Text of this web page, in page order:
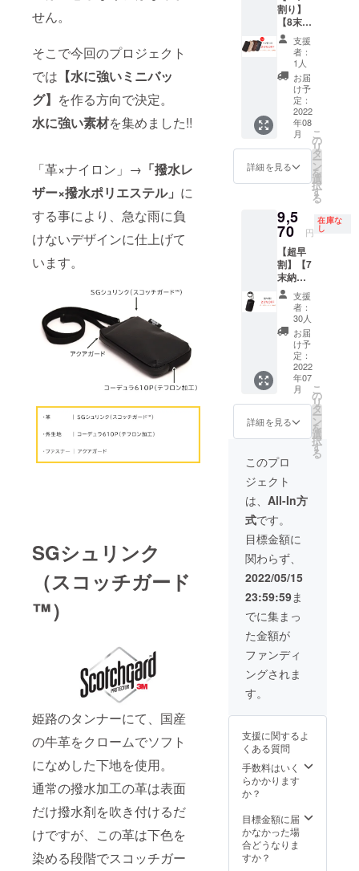
せん。
そこで今回のプロジェクト
では 【水に強いミニバッ
グ】 を作る方向で決定。
水に強い素材を集めました!!
「革×ナイロン」→ 「撥水レ
ザー×撥水ポリエステル」 に
する事により、急な雨に負
けないデザインに仕上げて
います。
SGシュリンク
（スコッチガード
™）
姫路のタンナーにて、国産
の牛革をクロームでソフト
になめした下地を使用。
通常の撥水加工の革は表面
だけ撥水剤を吹き付けるだ
けですが、この革は下色を
染める段階でスコッチガー
送のス
タート
を予定
してお
りま
す。
合がご
ざいま
す。 ※
革はそ
の時の
ロット
ごとに
風合い
が異な
る為、
色合い
りま
す。
旬よ
り、お
申込み
順に発
送のス
タート
を予定
してお
りま
す。
想定以
上の受
注を頂
いた場
合、納
品予定
が遅れ
る場合
がござ
いま
す。 ※
モニ
ター上
色が異
なる場
合がご
ざいま
す。 ※
革はそ
の時の
ロット
ごとに
風合い
が異な
る為、
色合い
が変わ
りま
※2022
年8月上
り、お
申込み
順に発
送のス
を予定
してお
りま
す。
600 =
20600
（2266
0）(税
込)】 ・
パーク
シェッ
(0529)×
1点 ・
パーク
ポ
×1点 ※
仕様、
ン等、
変更に
なる場
合がご
ざいま
す。 ※
想定以
上の受
注を頂
いた場
合、納
品予定
が遅れ
る場合
す。 ※
ター上
の色合
際の革
色が異
なる場
合がご
ざいま
革はそ
の時の
ごとに
風合い
る為、
りま
す。
※2022
年8月上
旬よ
り、お
送のス
タート
を予定
割り】
【8末納
期・
20％OF
パーク
シェッ
トL ・
24860
円の
20%0F
F →
19888
ご提供
【商品
単品
11000×
2 ＋ 送
料600 =
22600
（2486
0）(税
込)】 ・
パーク
シェッ
L(0539)
×2点 ※
仕様、
変更に
合がご
ざいま
す。 ※
想定以
上の受
注を頂
いた場
合、納
が遅れ
る場合
がござ
いま
す。 ※
モニ
ター上
際の革
色が異
なる場
合がご
ざいま
す。 ※
ロット
ごとに
風合い
支援
者：
1人
お届
け予
定：
2022
年08
月
詳細を見る
こ
の
リ
タ
ー
ン
を
選
択
す
る
9,5
70 円
在庫な
し
【超早
割】【7
末納
期・
25％OF
パーク
シェッ
トL ・
12760
円の
25%0F
F →
9570円
込）で
ご提供
【商品
単品
11000
＋ 送料
600 =
11600
（1276
0）(税
込)】 ・
パーク
ポ
シェッ
ト
L(0539)
×1点 ※
仕様、
変更に
合がご
ざいま
す。 ※
想定以
いた場
合、納
品予定
支援
者：
30人
お届
け予
定：
2022
年07
月
詳細を見る
こ
の
リ
タ
ー
ン
を
選
択
す
る
このプロ
ジェクト
は、 All-In方
式です。
目標金額に
関わらず、
2022/05/15
23:59:59ま
でに集まっ
た金額が
ファンディ
ングされま
す。
支援に関するよ
くある質問
手数料はいく
らかかります
か？
目標金額に届
かなかった場
合どうなりま
すか？